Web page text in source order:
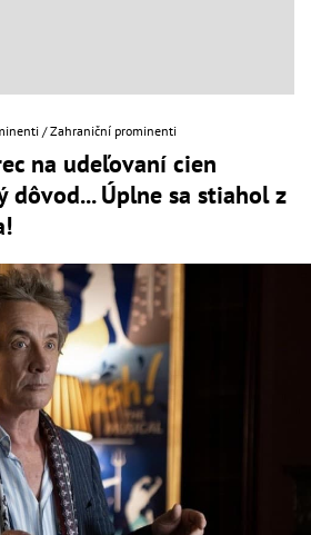
Zahraniční prominenti
na udeľovaní cien
dôvod... Úplne sa stiahol z